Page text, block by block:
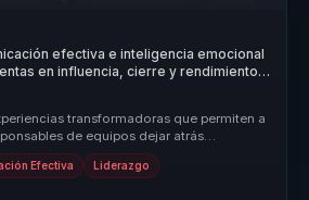
efectiva e inteligencia emocional
en influencia, cierre y rendimiento
transformadoras que permiten a
de equipos dejar atrás
Efectiva Liderazgo